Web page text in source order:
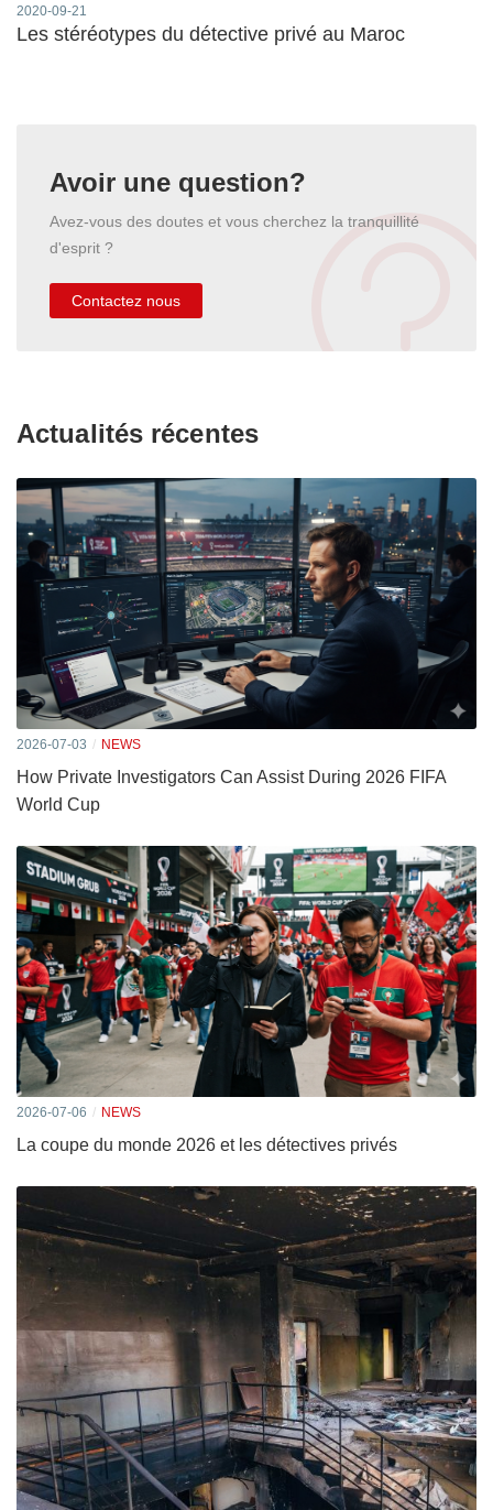
2020-09-21
Les stéréotypes du détective privé au Maroc
Avoir une question?
Avez-vous des doutes et vous cherchez la tranquillité
d'esprit ?
Contactez nous
Actualités récentes
2026-07-03 NEWS
How Private Investigators Can Assist During 2026 FIFA
World Cup
2026-07-06 NEWS
La coupe du monde 2026 et les détectives privés